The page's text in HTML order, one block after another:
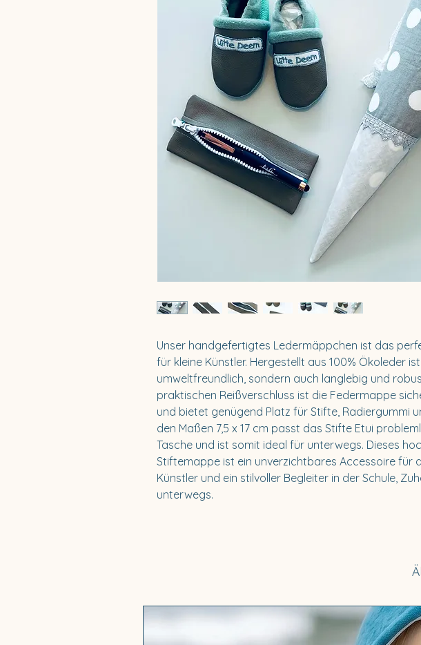
Unser handgefertigtes Ledermäppchen ist das
für kleine Künstler. Hergestellt aus 100% Ökoleder
umweltfreundlich, sondern auch langlebig und
praktischen Reißverschluss ist die Federmappe
und bietet genügend Platz für Stifte, Radiergummi
den Maßen 7,5 x 17 cm passt das Stifte Etui
Tasche und ist somit ideal für unterwegs. Dieses
Stiftemappe ist ein unverzichtbares Accessoire für
Künstler und ein stilvoller Begleiter in der Schule,
unterwegs.